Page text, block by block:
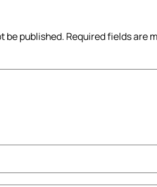
be published. Required fields are